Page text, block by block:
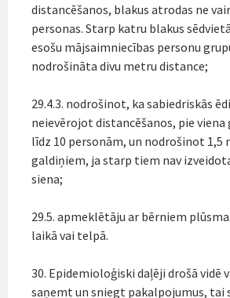
distancēšanos, blakus atrodas ne
personas. Starp katru blakus
esošu mājsaimniecības personu
nodrošināta divu metru distance;
29.4.3. nodrošinot, ka sabiedriskās
neievērojot distancēšanos, pie
līdz 10 personām, un nodrošinot 1,5
galdiņiem, ja starp tiem nav
siena;
29.5. apmeklētāju ar bērniem
laikā vai telpā.
30. Epidemioloģiski daļēji drošā vidē
saņemt un sniegt pakalpojumus, tai